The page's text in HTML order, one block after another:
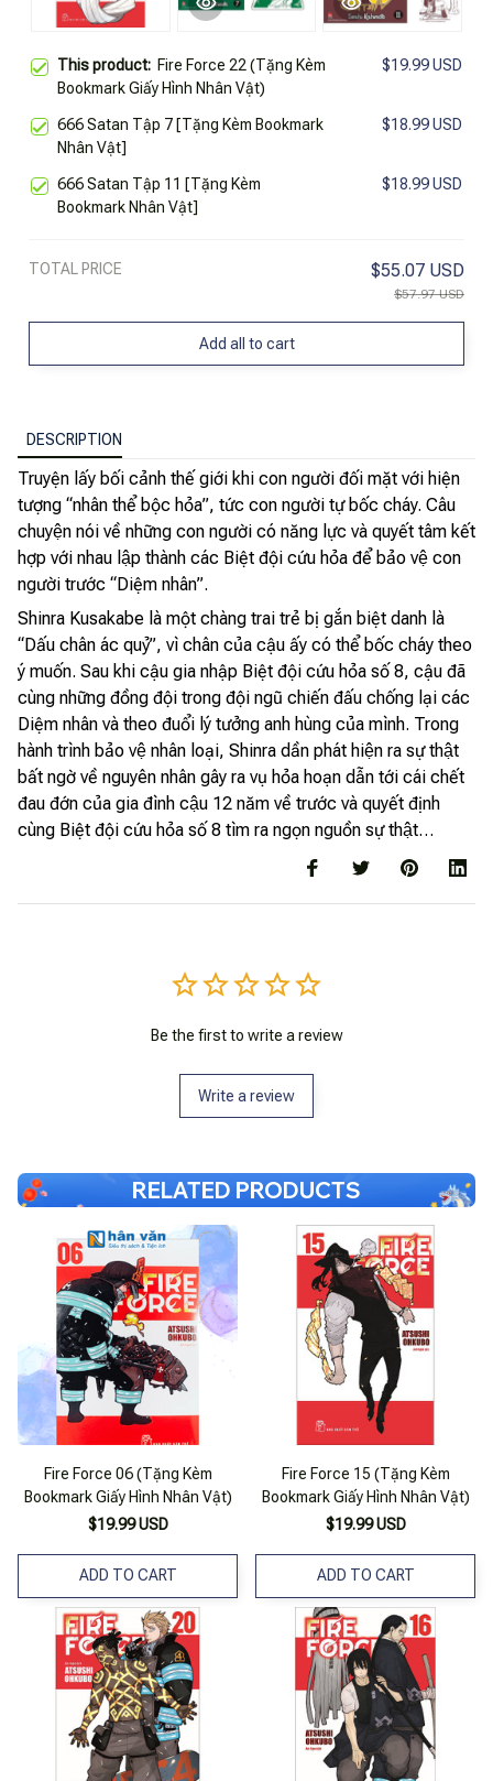
This product: Fire Force 22 (Tặng Kèm
Bookmark Giấy Hình Nhân Vật)
$19.99 USD
666 Satan Tập 7 [Tặng Kèm Bookmark
Nhân Vật]
$18.99 USD
666 Satan Tập 11 [Tặng Kèm
Bookmark Nhân Vật]
$18.99 USD
TOTAL PRICE $55.07 USD
$57.97 USD
Add all to cart
DESCRIPTION
Truyện lấy bối cảnh thế giới khi con người đối mặt với hiện
tượng “nhân thể bộc hỏa”, tức con người tự bốc cháy. Câu
chuyện nói về những con người có năng lực và quyết tâm kết
hợp với nhau lập thành các Biệt đội cứu hỏa để bảo vệ con
người trước “Diệm nhân”.
Shinra Kusakabe là một chàng trai trẻ bị gắn biệt danh là
“Dấu chân ác quỷ”, vì chân của cậu ấy có thể bốc cháy theo
ý muốn. Sau khi cậu gia nhập Biệt đội cứu hỏa số 8, cậu đã
cùng những đồng đội trong đội ngũ chiến đấu chống lại các
Diệm nhân và theo đuổi lý tưởng anh hùng của mình. Trong
hành trình bảo vệ nhân loại, Shinra dần phát hiện ra sự thật
bất ngờ về nguyên nhân gây ra vụ hỏa hoạn dẫn tới cái chết
đau đớn của gia đình cậu 12 năm về trước và quyết định
cùng Biệt đội cứu hỏa số 8 tìm ra ngọn nguồn sự thật…
Be the first to write a review
Write a review
RELATED PRODUCTS
Fire Force 06 (Tặng Kèm
Bookmark Giấy Hình Nhân Vật)
$19.99 USD
ADD TO CART
Fire Force 15 (Tặng Kèm
Bookmark Giấy Hình Nhân Vật)
$19.99 USD
ADD TO CART